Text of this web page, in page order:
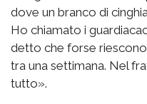
dove un branco di
Ho chiamato i
detto che forse
tra una settimana. Nel
tutto».